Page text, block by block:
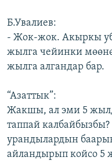
Б.Увалиев:
- Жок-жок. Акыркы
жылга чейинки
жылга алгандар бар.
“Азаттык”:
Жакшы, ал эми 5
таппай
урандылардын
айландырып койсо 5